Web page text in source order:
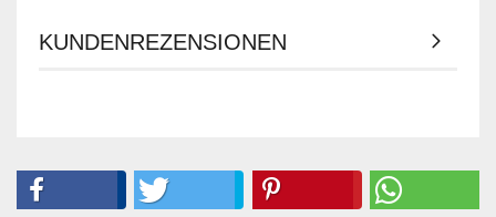
KUNDENREZENSIONEN